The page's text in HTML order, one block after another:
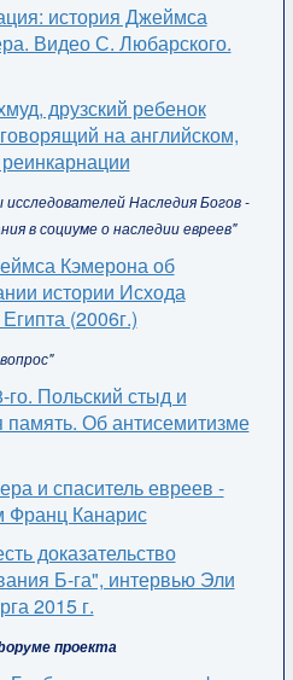
история Джеймса
Видео С. Любарского.
друзский ребенок
на английском,
Наследия Богов -
в социуме о наследии евреев"
Кэмерона об
истории Исхода
(2006г.)
Польский стыд и
память. Об антисемитизме
и спаситель евреев -
Франц Канарис
доказательство
Б-га", интервью Эли
2015 г.
проекта